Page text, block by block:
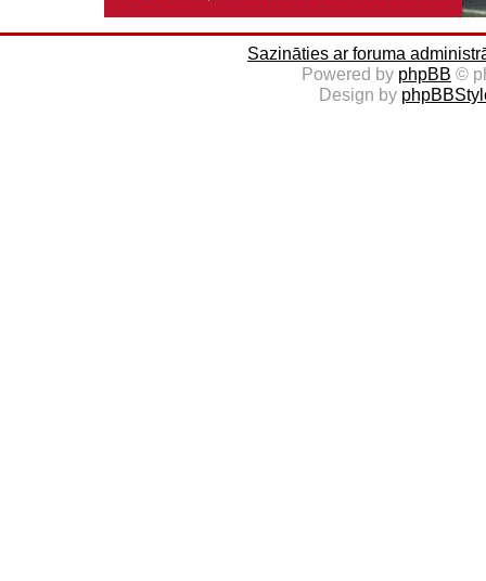
Sazināties ar foruma
Powered by phpBB ©
Design by